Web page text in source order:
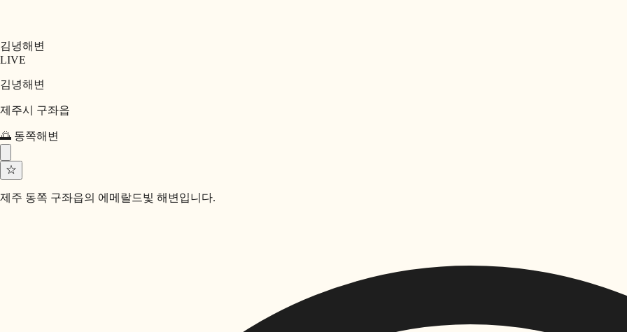
김녕해변
LIVE
김녕해변
제주시 구좌읍
🌅 동쪽해변
☆
제주 동쪽 구좌읍의 에메랄드빛 해변입니다.